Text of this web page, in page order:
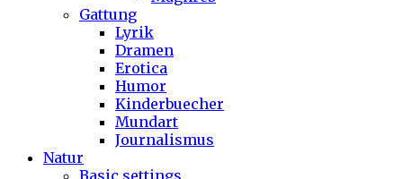
Gattung
Lyrik
Dramen
Erotica
Humor
Kinderbuecher
Mundart
Journalismus
Natur
Basic settings